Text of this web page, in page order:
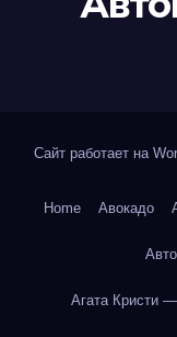
Сайт работает на
Home Авокадо
Агата Кристи